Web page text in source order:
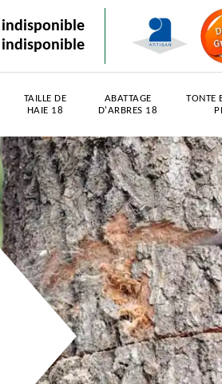
indisponible
indisponible
TAILLE DE
HAIE 18
ABATTAGE
D'ARBRES 18
TONTE